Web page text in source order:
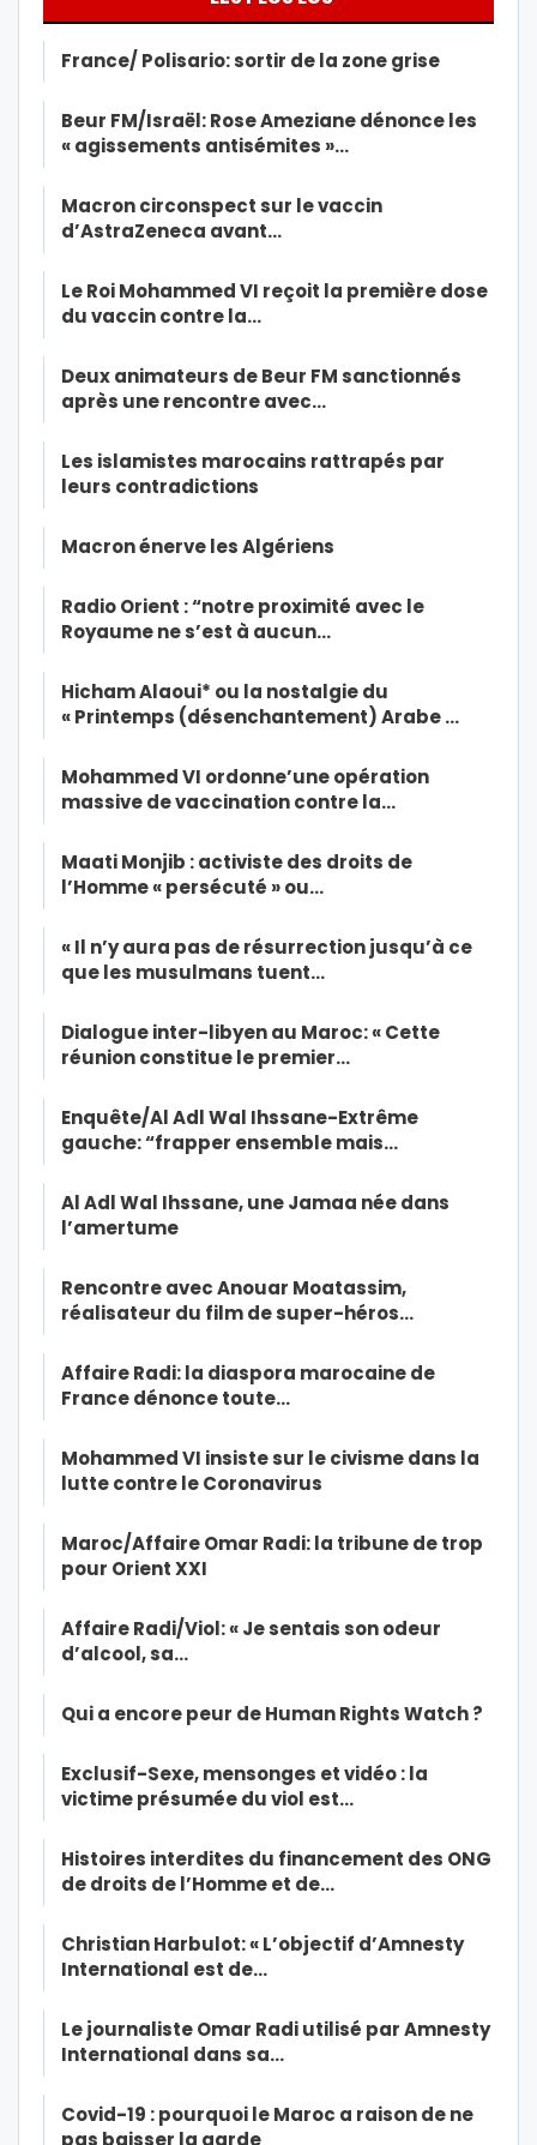
France/ Polisario: sortir de la zone grise
Beur FM/Israël: Rose Ameziane dénonce les
« agissements antisémites »…
Macron circonspect sur le vaccin
d’AstraZeneca avant…
Le Roi Mohammed VI reçoit la première dose
du vaccin contre la…
Deux animateurs de Beur FM sanctionnés
après une rencontre avec…
Les islamistes marocains rattrapés par
leurs contradictions
Macron énerve les Algériens
Radio Orient : “notre proximité avec le
Royaume ne s’est à aucun…
Hicham Alaoui* ou la nostalgie du
« Printemps (désenchantement) Arabe …
Mohammed VI ordonne’une opération
massive de vaccination contre la…
Maati Monjib : activiste des droits de
l’Homme « persécuté » ou…
« Il n’y aura pas de résurrection jusqu’à ce
que les musulmans tuent…
Dialogue inter-libyen au Maroc: « Cette
réunion constitue le premier…
Enquête/Al Adl Wal Ihssane-Extrême
gauche: “frapper ensemble mais…
Al Adl Wal Ihssane, une Jamaa née dans
l’amertume
Rencontre avec Anouar Moatassim,
réalisateur du film de super-héros…
Affaire Radi: la diaspora marocaine de
France dénonce toute…
Mohammed VI insiste sur le civisme dans la
lutte contre le Coronavirus
Maroc/Affaire Omar Radi: la tribune de trop
pour Orient XXI
Affaire Radi/Viol: « Je sentais son odeur
d’alcool, sa…
Qui a encore peur de Human Rights Watch ?
Exclusif-Sexe, mensonges et vidéo : la
victime présumée du viol est…
Histoires interdites du financement des ONG
de droits de l’Homme et de…
Christian Harbulot: « L’objectif d’Amnesty
International est de…
Le journaliste Omar Radi utilisé par Amnesty
International dans sa…
Covid-19 : pourquoi le Maroc a raison de ne
pas baisser la garde